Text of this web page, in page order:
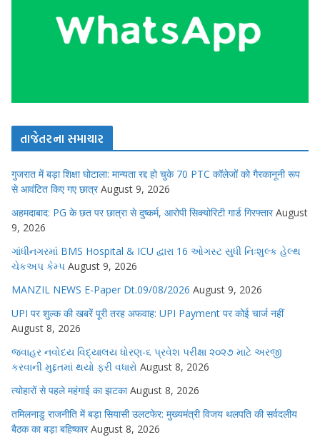
તાજેતરના સમાચાર
गुजरात में बड़ा शिक्षा घोटाला: मान्यता रद्द हो चुके 70 PTC कॉलेजों को गैरकानूनी रूप
से आवंटित किए गए छात्र August 9, 2026
अहमदाबाद: PG के छत पर छात्रा से दुष्कर्म, आरोपी सिक्योरिटी गार्ड गिरफ्तार August
9, 2026
ગાંધીનગરમાં BMS Hospital & ICU દ્વારા 16 ઓગસ્ટ સુધી નિઃશુલ્ક હેલ્થ
ચેકઅપ કેમ્પ August 9, 2026
MANZIL NEWS E-Paper Dt.09/08/2026 August 9, 2026
UPI पर शुल्क की खबरें पूरी तरह अफवाह: UPI Payment पर कोई चार्ज नहीं
August 8, 2026
જવાહર નવોદય વિદ્યાલય ધોરણ-૬ પ્રવેશ પરીક્ષા ૨૦૨૭ માટે અરજી
કરવાની મુદ્દતમાં થયો ફરી વધારો August 8, 2026
त्योहारों से पहले महंगाई का झटका August 8, 2026
तमिलनाडु राजनीति में बड़ा सियासी उलटफेर: मुख्यमंत्री विजय थलपति की सर्वदलीय
बैठक का बड़ा बहिष्कार August 8, 2026